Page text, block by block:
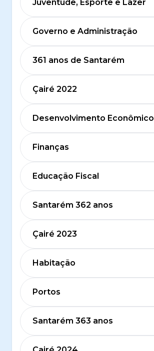
Juventude, Esporte e Lazer
Governo e Administração
361 anos de Santarém
Çairé 2022
Desenvolvimento Econômico
Finanças
Educação Fiscal
Santarém 362 anos
Çairé 2023
Habitação
Portos
Santarém 363 anos